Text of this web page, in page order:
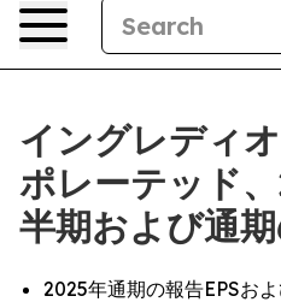
イングレディ
ポレーテッド
半期および通
2025年通期の報告EPSお